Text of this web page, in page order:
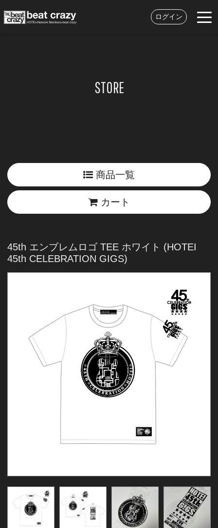
ログイン
STORE
商品一覧
カート
45th エンブレムロゴ TEE ホワイト (HOTEI
45th CELEBRATION GIGS)